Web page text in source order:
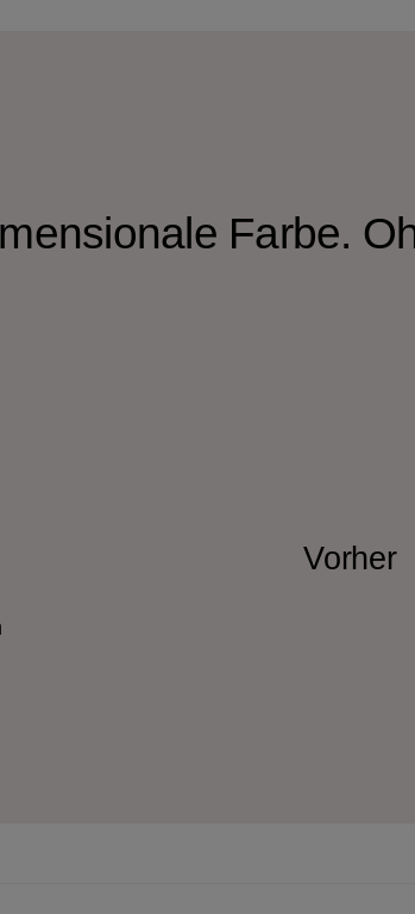
Farbe.
Vorher